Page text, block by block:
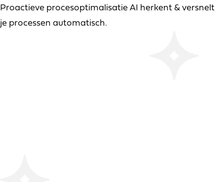
Proactieve procesoptimalisatie AI herkent & versnelt
je processen automatisch.